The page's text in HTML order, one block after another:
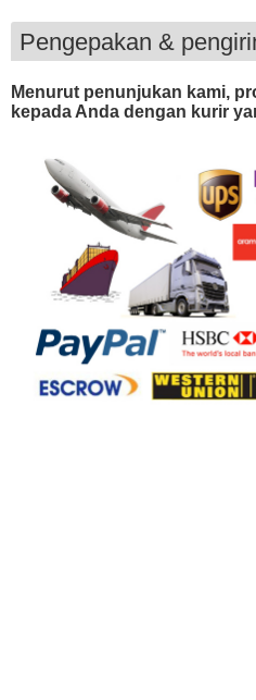
Pengepakan &
Menurut penunjukan kami,
kepada Anda dengan kurir